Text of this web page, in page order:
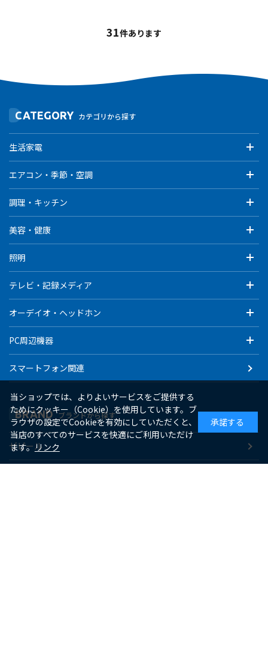
31件あります
CATEGORY カテゴリから探す
生活家電
エアコン・季節・空調
調理・キッチン
美容・健康
照明
テレビ・記録メディア
オーデイオ・ヘッドホン
PC周辺機器
スマートフォン関連
BRAND ブランドから探す
ゼピール
当ショップでは、よりよいサービスをご提供する
ためにクッキー（Cookie）を使用しています。ブ
ラウザの設定でCookieを有効にしていただくと、
当店のすべてのサービスを快適にご利用いただけ
ます。リンク
承諾する